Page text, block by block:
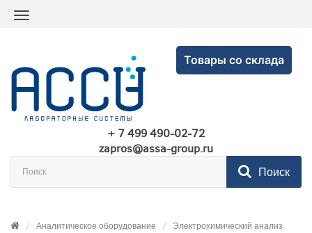
Товары со склада
+ 7 499 490-02-72
zapros@assa-group.ru
Поиск
Аналитическое оборудование
Электрохимический анализ